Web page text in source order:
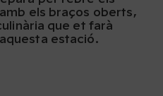
els braços oberts,
que et farà
estació.